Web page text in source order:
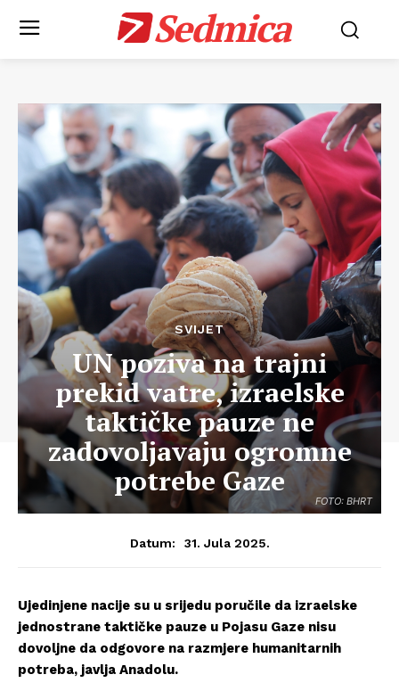
Sedmica
FOTO: BHRT
SVIJET
UN poziva na trajni
prekid vatre, izraelske
taktičke pauze ne
zadovoljavaju ogromne
potrebe Gaze
Datum: 31. Jula 2025.
Ujedinjene nacije su u srijedu poručile da izraelske
jednostrane taktičke pauze u Pojasu Gaze nisu
dovoljne da odgovore na razmjere humanitarnih
potreba, javlja Anadolu.